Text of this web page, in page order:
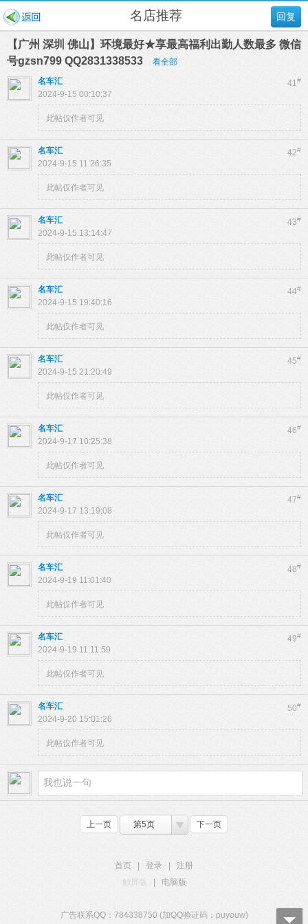
回复
名店推荐
【广州 深圳 佛山】环境最好★享最高福利出勤人数最多 微信
号gzsn799 QQ2831338533
看全部
41#
名车汇
2024-9-15 00:10:37
此帖仅作者可见
42#
名车汇
2024-9-15 11:26:35
此帖仅作者可见
43#
名车汇
2024-9-15 13:14:47
此帖仅作者可见
44#
名车汇
2024-9-15 19:40:16
此帖仅作者可见
45#
名车汇
2024-9-15 21:20:49
此帖仅作者可见
46#
名车汇
2024-9-17 10:25:38
此帖仅作者可见
47#
名车汇
2024-9-17 13:19:08
此帖仅作者可见
48#
名车汇
2024-9-19 11:01:40
此帖仅作者可见
49#
名车汇
2024-9-19 11:11:59
此帖仅作者可见
50#
名车汇
2024-9-20 15:01:26
此帖仅作者可见
上一页 第5页 下一页
首页 登录
注册
触屏版
电脑版
广告联系QQ：784338750 (加QQ验证码：puyouw)